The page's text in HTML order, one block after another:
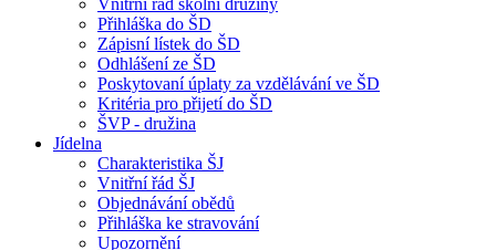
Vnitřní řád školní družiny
Přihláška do ŠD
Zápisní lístek do ŠD
Odhlášení ze ŠD
Poskytovaní úplaty za vzdělávání ve ŠD
Kritéria pro přijetí do ŠD
ŠVP - družina
Jídelna
Charakteristika ŠJ
Vnitřní řád ŠJ
Objednávání obědů
Přihláška ke stravování
Upozornění